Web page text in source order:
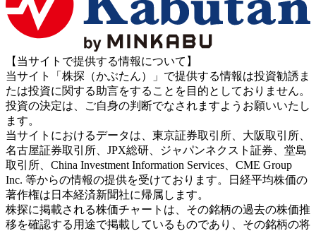
【当サイトで提供する情報について】
当サイト「株探（かぶたん）」で提供する情報は投資勧誘ま
たは投資に関する助言をすることを目的としておりません。
投資の決定は、ご自身の判断でなされますようお願いいたし
ます。
当サイトにおけるデータは、東京証券取引所、大阪取引所、
名古屋証券取引所、JPX総研、ジャパンネクスト証券、堂島
取引所、China Investment Information Services、CME Group
Inc. 等からの情報の提供を受けております。日経平均株価の
著作権は日本経済新聞社に帰属します。
株探に掲載される株価チャートは、その銘柄の過去の株価推
移を確認する用途で掲載しているものであり、その銘柄の将